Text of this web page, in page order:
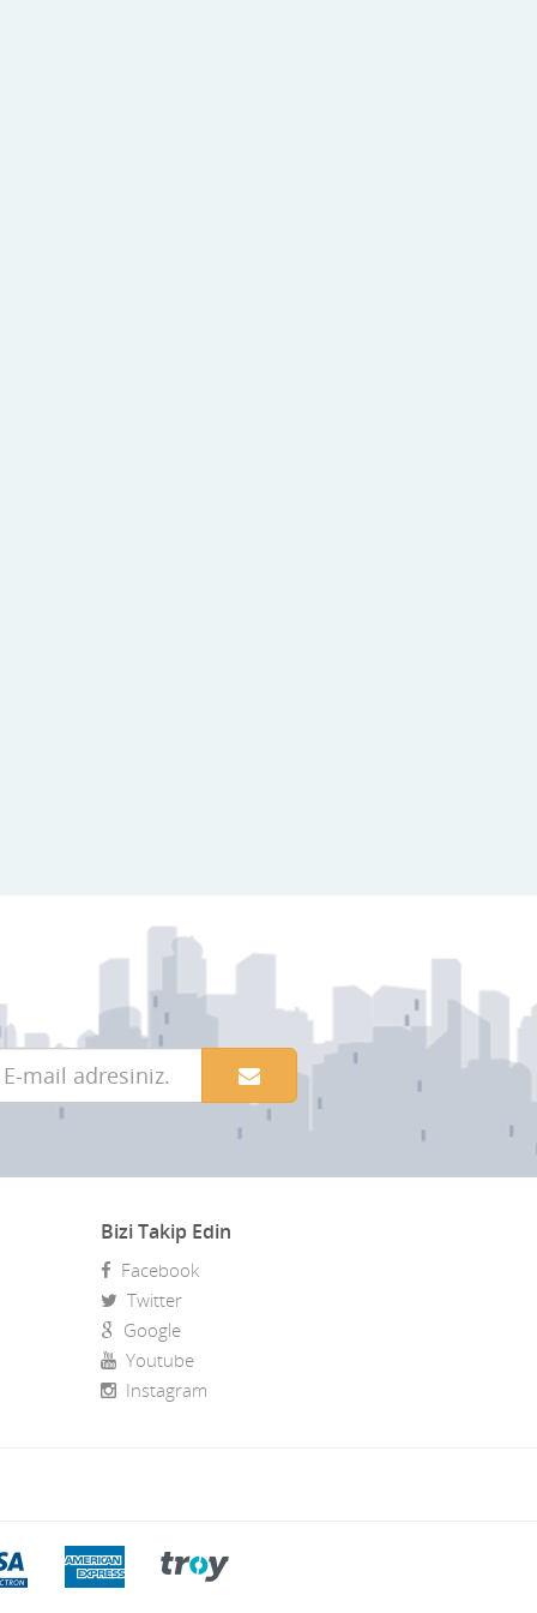
Bizi Takip Edin
Facebook
Twitter
Google
Youtube
Instagram